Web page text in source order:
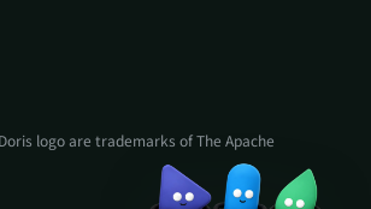
logo are trademarks of The Apache